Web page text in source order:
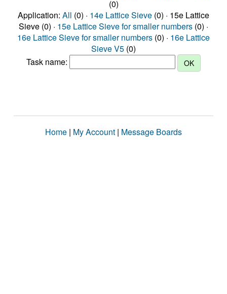
(0)
Application: All (0) · 14e Lattice Sieve (0) · 15e Lattice
Sieve (0) · 15e Lattice Sieve for smaller numbers (0) ·
16e Lattice Sieve for smaller numbers (0) · 16e Lattice
Sieve V5 (0)
Task name:
Home | My Account | Message Boards